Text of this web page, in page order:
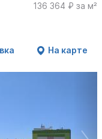
136 364 ₽ за м²
На карте